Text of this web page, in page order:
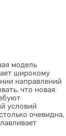
модель
широкому
направлений
что новая
условий
очевидна,